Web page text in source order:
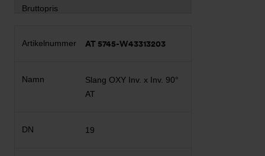
AT 5745-W43313203
Slang OXY Inv. x Inv. 90°
AT
19